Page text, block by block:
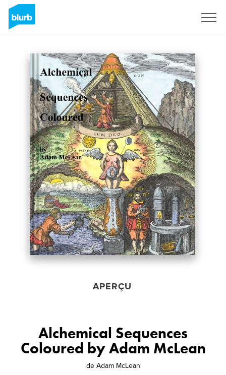
APERÇU
Alchemical Sequences
Coloured by Adam McLean
de Adam McLean